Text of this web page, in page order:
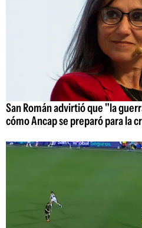
San Román advirtió que "la
cómo Ancap se preparó para la